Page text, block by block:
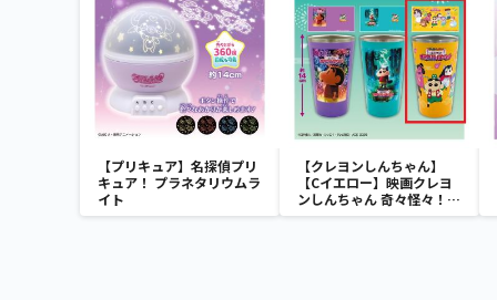
【プリキュア】名探偵プリ
キュア！ プラネタリウムラ
イト
【クレヨンしんちゃん】
【Cイエロー】映画クレヨ
ンしんちゃん 奇々怪々！オ
ラの妖怪バケ～ション フル